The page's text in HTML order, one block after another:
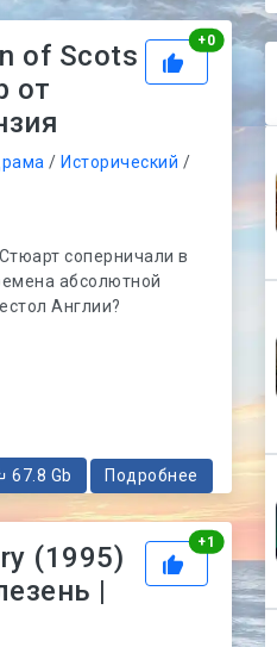
+0Рейтинг
of Scots
от
/Исторический /
соперничали в
абсолютной
Англии?
67.8 Gb Подробнее
+1 Рейтинг
(1995)
|